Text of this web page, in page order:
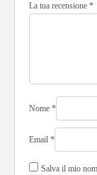
La tua recensione *
Nome *
Email *
Salva il mio